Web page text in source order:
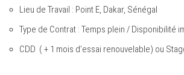
Lieu de Travail : Point E, Dakar, Sénégal
Type de Contrat : Temps plein / Disponibilité
CDD ( + 1 mois d’essai renouvelable) ou